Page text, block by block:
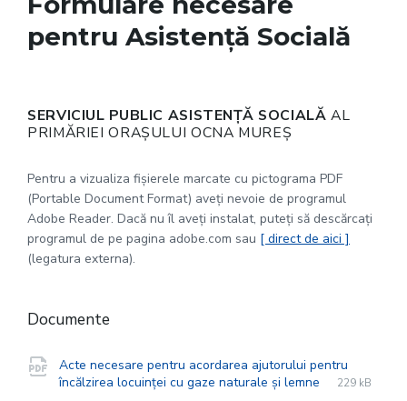
pentru Asistență Socială
SERVICIUL PUBLIC ASISTENȚĂ SOCIALĂAL
PRIMĂRIEI ORAȘULUI OCNA MUREȘ
Pentru a vizualiza fișierele marcate cu pictograma PDF
(Portable Document Format) aveți nevoie de programul
Adobe Reader. Dacă nu îl aveți instalat, puteți să descărcați
programul de pe pagina adobe.com sau [ direct de aici ]
(legatura externa).
Documente
Acte necesare pentru acordarea ajutorului pentru
încălzirea locuinței cu gaze naturale și lemne
File
pdf
File
229 kB